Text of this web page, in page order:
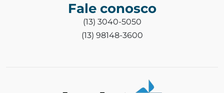
Fale conosco
(13) 3040-5050
(13) 98148-3600